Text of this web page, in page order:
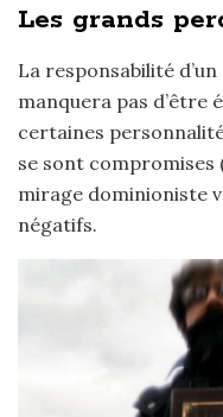
Les grands
La responsabilité
manquera pas d’être
certaines
se sont compromises
mirage dominioniste
négatifs.